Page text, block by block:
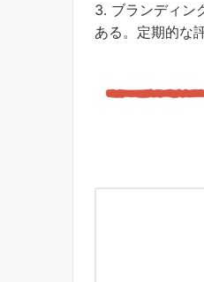
ブランディン
ある。定期的な